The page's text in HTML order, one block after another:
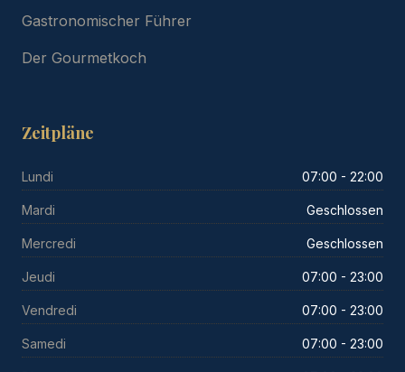
Gastronomischer Führer
Der Gourmetkoch
Zeitpläne
Lundi 07:00 - 22:00
Mardi Geschlossen
Mercredi Geschlossen
Jeudi 07:00 - 23:00
Vendredi 07:00 - 23:00
Samedi 07:00 - 23:00